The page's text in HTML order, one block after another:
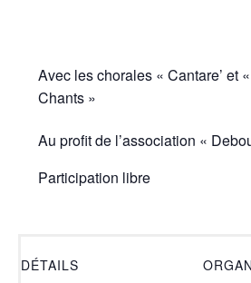
Avec les chorales « Cantare’ et
Chants »
Au profit de l’association «
Participation libre
DÉTAILS